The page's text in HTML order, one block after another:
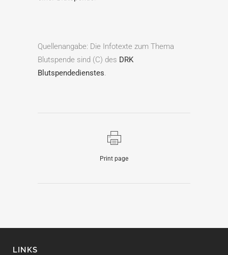
Quellenangabe: Die Infotexte zum Thema
Blutspende sind (C) des DRK
Blutspendedienstes.
Print page
LINKS